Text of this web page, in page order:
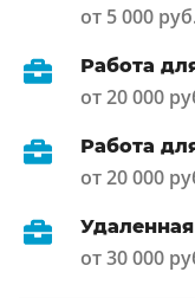
от 5 000
Работа
от 20 000
Работа
от 20 000
от 30 000